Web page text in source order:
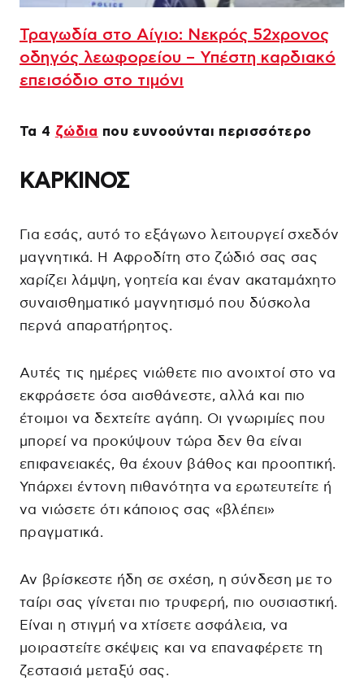
Τραγωδία στο Αίγιο: Νεκρός 52χρονος
οδηγός λεωφορείου – Υπέστη καρδιακό
επεισόδιο στο τιμόνι
Τα 4 ζώδια που ευνοούνται περισσότερο
ΚΑΡΚΙΝΟΣ
Για εσάς, αυτό το εξάγωνο λειτουργεί σχεδόν
μαγνητικά. Η Αφροδίτη στο ζώδιό σας σας
χαρίζει λάμψη, γοητεία και έναν ακαταμάχητο
συναισθηματικό μαγνητισμό που δύσκολα
περνά απαρατήρητος.
Αυτές τις ημέρες νιώθετε πιο ανοιχτοί στο να
εκφράσετε όσα αισθάνεστε, αλλά και πιο
έτοιμοι να δεχτείτε αγάπη. Οι γνωριμίες που
μπορεί να προκύψουν τώρα δεν θα είναι
επιφανειακές, θα έχουν βάθος και προοπτική.
Υπάρχει έντονη πιθανότητα να ερωτευτείτε ή
να νιώσετε ότι κάποιος σας «βλέπει»
πραγματικά.
Αν βρίσκεστε ήδη σε σχέση, η σύνδεση με το
ταίρι σας γίνεται πιο τρυφερή, πιο ουσιαστική.
Είναι η στιγμή να χτίσετε ασφάλεια, να
μοιραστείτε σκέψεις και να επαναφέρετε τη
ζεστασιά μεταξύ σας.